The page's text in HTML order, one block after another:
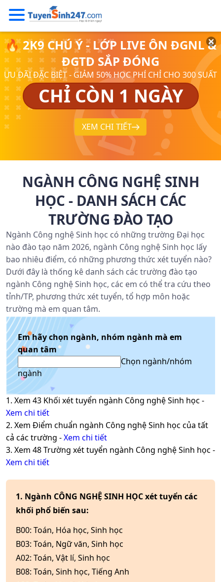
🔥 2K9 CHÚ Ý - LỚP LIVE ÔN ĐGNL &
ĐGTD SẮP ĐÓNG
ƯU ĐÃI ĐẶC BIỆT - GIẢM 50% HỌC PHÍ CHỈ CHO 300 SUẤT
CHỈ CÒN 1 NGÀY
XEM CHI TIẾT
NGÀNH CÔNG NGHỆ SINH
HỌC - DANH SÁCH CÁC
TRƯỜNG ĐÀO TẠO
Ngành Công nghệ Sinh học có những trường Đại học
nào đào tạo năm 2026, ngành Công nghệ Sinh học lấy
bao nhiêu điểm, có những phương thức xét tuyển nào?
Dưới đây là thống kê danh sách các trường đào tạo
ngành Công nghệ Sinh học, các em có thể tra cứu theo
tỉnh/TP, phương thức xét tuyển, tổ hợp môn hoặc
trường mà em quan tâm.
Em hãy chọn ngành, nhóm ngành mà em
quan tâm
Chọn ngành/nhóm
ngành
1. Xem 43 Khối xét tuyển ngành Công nghệ Sinh học -
Xem chi tiết
2. Xem Điểm chuẩn ngành Công nghệ Sinh học của tất
cả các trường -Xem chi tiết
3. Xem 48Trường xét tuyển ngành Công nghệ Sinh học -
Xem chi tiết
1. Ngành CÔNG NGHỆ SINH HỌC xét tuyển các
khối phổ biến sau:
B00: Toán, Hóa học, Sinh học
B03: Toán, Ngữ văn, Sinh học
A02: Toán, Vật lí, Sinh học
B08: Toán, Sinh học, Tiếng Anh